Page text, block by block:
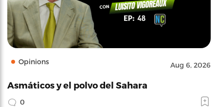
Opinions Aug 6, 2026
Asmáticos y el polvo del Sahara
0